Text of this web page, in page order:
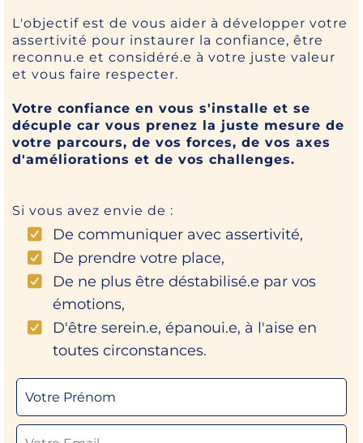
L'objectif est de vous aider à développer votre
assertivité pour instaurer la confiance, être
reconnu.e et considéré.e à votre juste valeur
et vous faire respecter.
Votre confiance en vous s'installe et se
décuple car vous prenez la juste mesure de
votre parcours, de vos forces, de vos axes
d'améliorations et de vos challenges.
Si vous avez envie de :
De communiquer avec assertivité,
De prendre votre place,
De ne plus être déstabilisé.e par vos
émotions,
D'être serein.e, épanoui.e, à l'aise en
toutes circonstances.